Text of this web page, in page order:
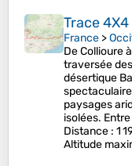
Trace
France >
De Collioure
traversée
désertique
paysages
isolées.
Distance : 1
Altitude